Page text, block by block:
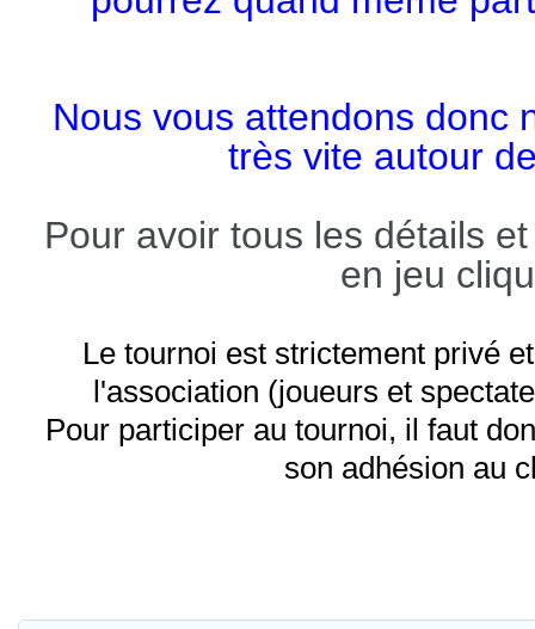
Nous vous attendons donc
très vite autour
Pour avoir tous les détails
en jeu
Le tournoi est strictement privé
l'association (joueurs et
Pour participer au tournoi, il faut
son adhésion au